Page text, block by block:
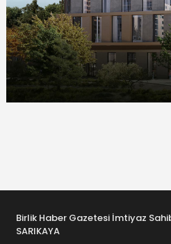
Birlik Haber Gazetesi İmtiyaz
SARIKAYA